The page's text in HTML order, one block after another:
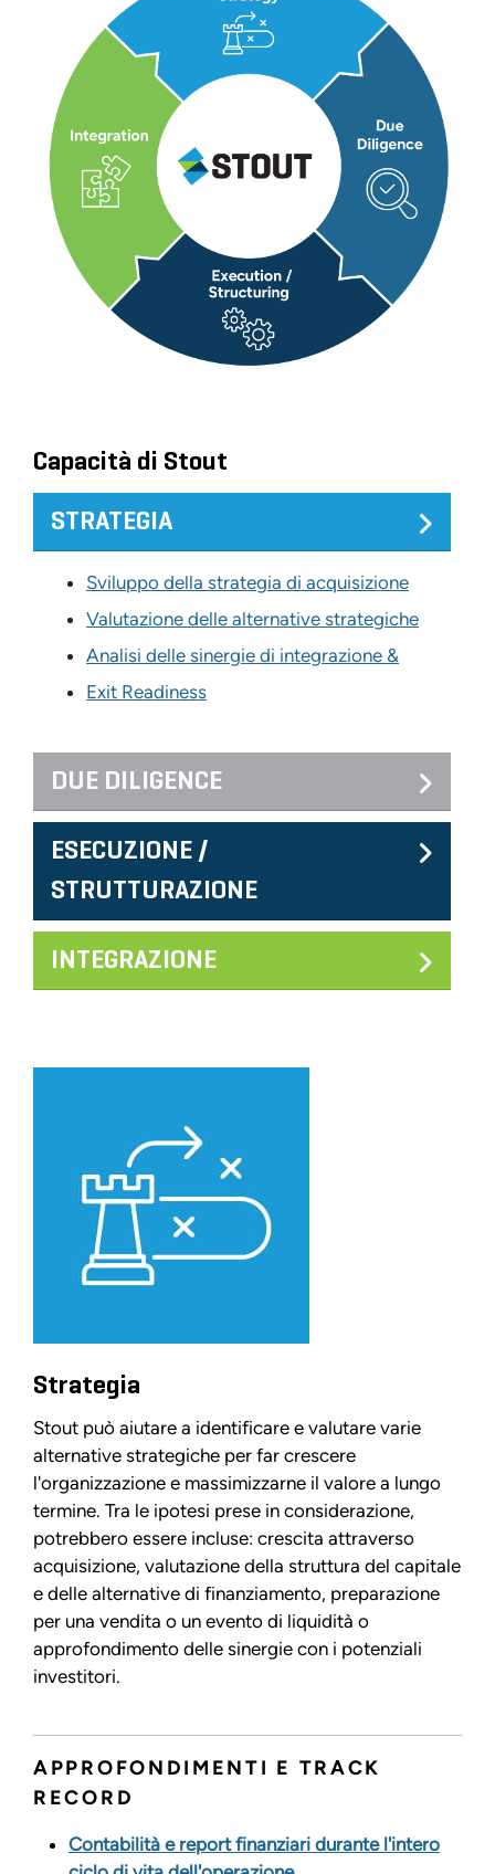
Capacità di Stout
STRATEGIA
Sviluppo della strategia di acquisizione
Valutazione delle alternative strategiche
Analisi delle sinergie di integrazione &
Exit Readiness
DUE DILIGENCE
ESECUZIONE /
STRUTTURAZIONE
INTEGRAZIONE
Strategia
Stout può aiutare a identificare e valutare varie
alternative strategiche per far crescere
l'organizzazione e massimizzarne il valore a lungo
termine. Tra le ipotesi prese in considerazione,
potrebbero essere incluse: crescita attraverso
acquisizione, valutazione della struttura del capitale
e delle alternative di finanziamento, preparazione
per una vendita o un evento di liquidità o
approfondimento delle sinergie con i potenziali
investitori.
APPROFONDIMENTI E TRACK
RECORD
Contabilità e report finanziari durante l'intero